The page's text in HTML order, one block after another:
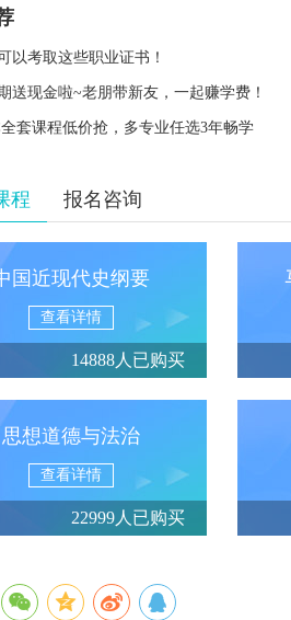
以考取这些职业证书！
送现金啦~老朋带新友，一起赚学费！
套课程低价抢，多专业任选3年畅学
程 报名咨询
国近现代史纲要
查看详情
14888人已购买
思想道德与法治
查看详情
22999人已购买